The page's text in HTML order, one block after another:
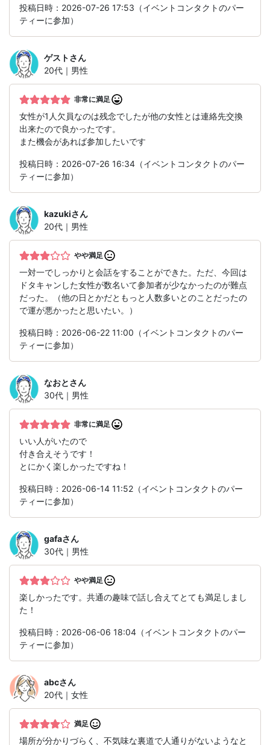
投稿日時：2026-07-26 17:53（イベントコンタクトのパー
ティーに参加）
ゲストさん
20代｜男性
非常に満足
女性が1人欠員なのは残念でしたが他の女性とは連絡先交換
出来たので良かったです。
また機会があれば参加したいです
投稿日時：2026-07-26 16:34（イベントコンタクトのパー
ティーに参加）
kazukiさん
20代｜男性
やや満足
一対一でしっかりと会話をすることができた。ただ、今回は
ドタキャンした女性が数名いて参加者が少なかったのが難点
だった。（他の日とかだともっと人数多いとのことだったの
で運が悪かったと思いたい。）
投稿日時：2026-06-22 11:00（イベントコンタクトのパー
ティーに参加）
なおとさん
30代｜男性
非常に満足
いい人がいたので
付き合えそうです！
とにかく楽しかったですね！
投稿日時：2026-06-14 11:52（イベントコンタクトのパー
ティーに参加）
gafaさん
30代｜男性
やや満足
楽しかったです。共通の趣味で話し合えてとても満足しまし
た！
投稿日時：2026-06-06 18:04（イベントコンタクトのパー
ティーに参加）
abcさん
20代｜女性
満足
場所が分かりづらく、不気味な裏道で人通りがないようなと